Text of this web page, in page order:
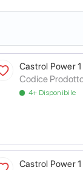
Castrol Power
Codice
4+ Disponibile
Castrol Power